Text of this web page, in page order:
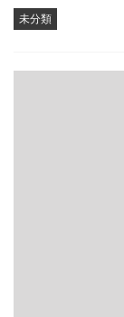
未分類